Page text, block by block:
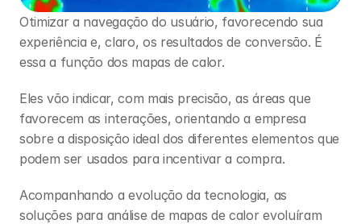
Otimizar a navegação do usuário, favorecendo sua
experiência e, claro, os resultados de conversão. É
essa a função dos mapas de calor.
Eles vão indicar, com mais precisão, as áreas que
favorecem as interações, orientando a empresa
sobre a disposição ideal dos diferentes elementos que
podem ser usados para incentivar a compra.
Acompanhando a evolução da tecnologia, as
soluções para análise de mapas de calor evoluíram